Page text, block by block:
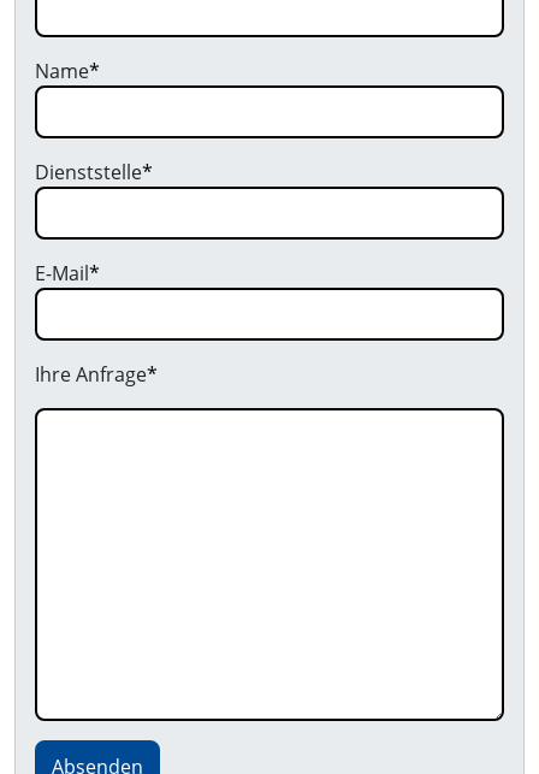
Name*
Dienststelle*
E-Mail*
Ihre Anfrage*
Absenden